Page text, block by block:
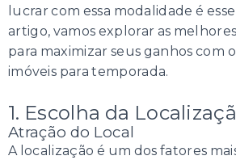
lucrar com essa modalidade é
artigo, vamos explorar as
para maximizar seus ganhos com
imóveis para temporada.
1. Escolha da
Atração do Local
A localização é um dos fatores